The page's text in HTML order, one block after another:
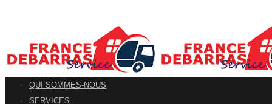
QUI SOMMES-NOUS
SERVICES